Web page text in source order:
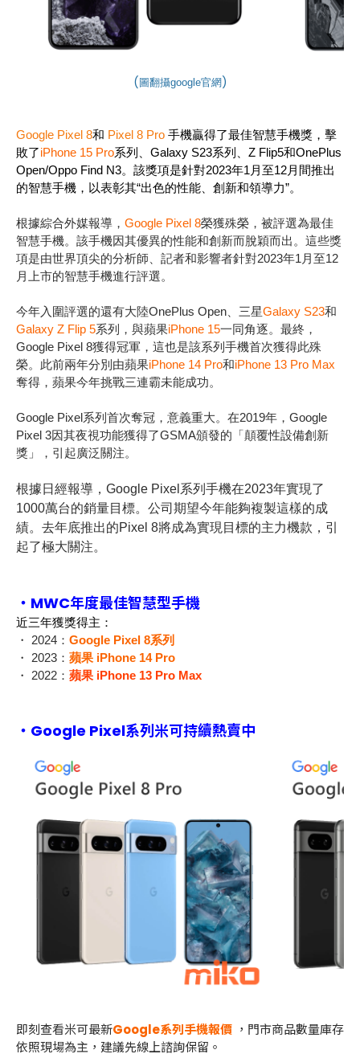
( 圖翻攝google官網)
Google Pixel 8和 Pixel 8 Pro 手機贏得了最佳智慧手機獎，擊
敗了iPhone 15 Pro系列、 Galaxy S23系列、 Z Flip5和OnePlus
Open/Oppo Find N3。該獎項是針對2023年1月至12月間推出
的智慧手機，以表彰其“出色的性能、創新和領導力”。
根據綜合外媒報導， Google Pixel 8榮獲殊榮，被評選為最佳
智慧手機。該手機因其優異的性能和創新而脫穎而出。這些獎
項是由世界頂尖的分析師、記者和影響者針對2023年1月至12
月上市的智慧手機進行評選。
今年入圍評選的還有大陸OnePlus Open、三星Galaxy S23和
Galaxy Z Flip 5系列，與蘋果iPhone 15一同角逐。最終，
Google Pixel 8獲得冠軍，這也是該系列手機首次獲得此殊
榮。此前兩年分別由蘋果iPhone 14 Pro和iPhone 13 Pro Max
奪得，蘋果今年挑戰三連霸未能成功。
Google Pixel 系列首次奪冠，意義重大。在2019年， Google
Pixel 3因其夜視功能獲得了GSMA頒發的「顛覆性設備創新
獎」，引起廣泛關注。
根據日經報導， Google Pixel 系列手機在2023年實現了
1000萬台的銷量目標。公司期望今年能夠複製這樣的成
績。去年底推出的Pixel 8將成為實現目標的主力機款，引
起了極大關注。
・MWC年度最佳智慧型手機
近三年獲獎得主：
・ 2024 ： Google Pixel 8系列
・ 2023 ： 蘋果 iPhone 14 Pro
・ 2022 ： 蘋果 iPhone 13 Pro Max
・Google Pixel系列米可持續熱賣中
即刻查看米可最新Google系列手機報價 ，門市商品數量庫存
依照現場為主，建議先線上諮詢保留。